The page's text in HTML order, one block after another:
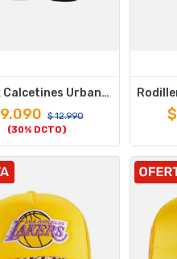
Tripack Calcetines Urbanos Cortos Negros Gris Blanco 39-44
9.090 $12.990
(30% DCTO)
$